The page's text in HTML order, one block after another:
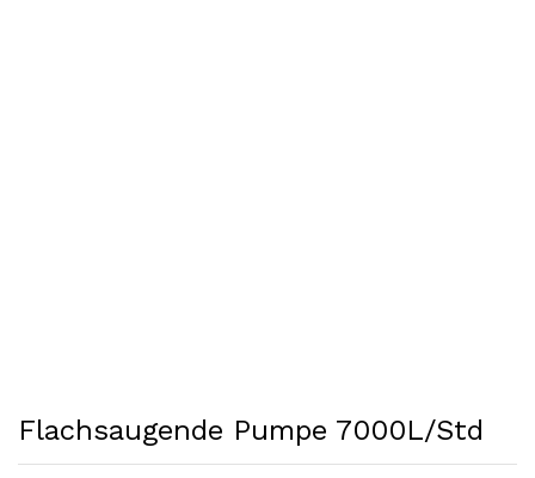
Flachsaugende Pumpe 7000L/Std